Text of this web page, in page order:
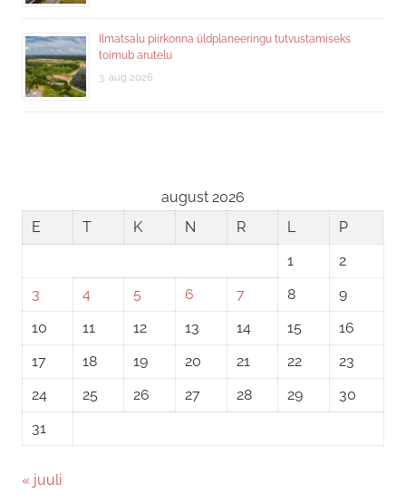
Ilmatsalu piirkonna üldplaneeringu tutvustamiseks
toimub arutelu
3. aug 2026
august 2026
E
T K N R L
P
1
2
3
4 5 6 7 8
9
10
11 12 13 14 15
16
17
18 19 20 21 22
23
24
25 26 27 28 29
30
31
« juuli